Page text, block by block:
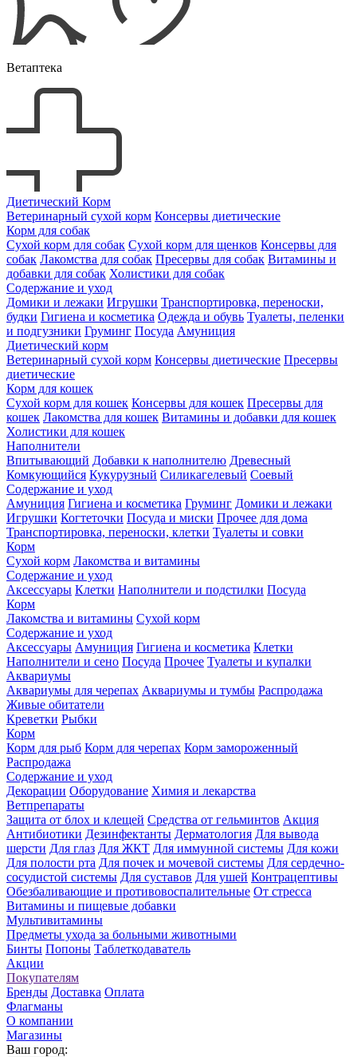
Ветаптека
Диетический Корм
Ветеринарный сухой корм Консервы диетические
Корм для собак
Сухой корм для собак Сухой корм для щенков Консервы для
собак Лакомства для собак Пресервы для собак Витамины и
добавки для собак Холистики для собак
Содержание и уход
Домики и лежаки Игрушки Транспортировка, переноски,
будки Гигиена и косметика Одежда и обувь Туалеты, пеленки
и подгузники Груминг Посуда Амуниция
Диетический корм
Ветеринарный сухой корм Консервы диетические Пресервы
диетические
Корм для кошек
Сухой корм для кошек Консервы для кошек Пресервы для
кошек Лакомства для кошек Витамины и добавки для кошек
Холистики для кошек
Наполнители
Впитывающий Добавки к наполнителю Древесный
Комкующийся Кукурузный Силикагелевый Соевый
Содержание и уход
Амуниция Гигиена и косметика Груминг Домики и лежаки
Игрушки Когтеточки Посуда и миски Прочее для дома
Транспортировка, переноски, клетки Туалеты и совки
Корм
Сухой корм Лакомства и витамины
Содержание и уход
Аксессуары Клетки Наполнители и подстилки Посуда
Корм
Лакомства и витамины Сухой корм
Содержание и уход
Аксессуары Амуниция Гигиена и косметика Клетки
Наполнители и сено Посуда Прочее Туалеты и купалки
Аквариумы
Аквариумы для черепах Аквариумы и тумбы Распродажа
Живые обитатели
Креветки Рыбки
Корм
Корм для рыб Корм для черепах Корм замороженный
Распродажа
Содержание и уход
Декорации Оборудование Химия и лекарства
Ветпрепараты
Защита от блох и клещей Средства от гельминтов Акция
Антибиотики Дезинфектанты Дерматология Для вывода
шерсти Для глаз Для ЖКТ Для иммунной системы Для кожи
Для полости рта Для почек и мочевой системы Для сердечно-
сосудистой системы Для суставов Для ушей Контрацептивы
Обезбаливающие и противовоспалительные От стресса
Витамины и пищевые добавки
Мультивитамины
Предметы ухода за больными животными
Бинты Попоны Таблеткодаватель
Акции
Покупателям
Бренды Доставка Оплата
Флагманы
О компании
Магазины
Ваш город: